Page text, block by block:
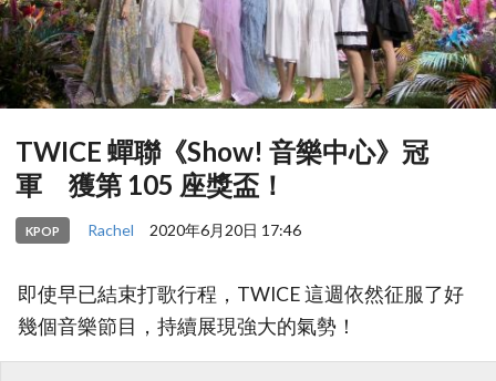
TWICE 蟬聯《Show! 音樂中心》冠
軍 獲第 105 座獎盃！
KPOP Rachel 2020年6月20日 17:46
即使早已結束打歌行程，TWICE 這週依然征服了好
幾個音樂節目，持續展現強大的氣勢！